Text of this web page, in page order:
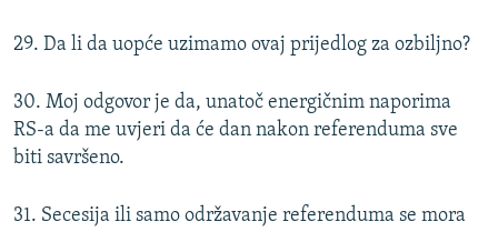
29. Da li da uopće uzimamo ovaj prijedlog za ozbiljno?
30. Moj odgovor je da, unatoč energičnim naporima
RS-a da me uvjeri da će dan nakon referenduma sve
biti savršeno.
31. Secesija ili samo održavanje referenduma se mora